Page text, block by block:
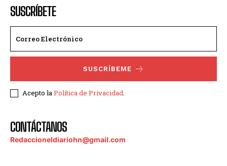
SUSCRÍBETE
SUSCRÍBEME
Acepto laPolítica de Privacidad.
CONTÁCTANOS
Redaccioneldiariohn@gmail.com